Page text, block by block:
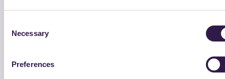
Selection
Necessary
Preferences
permetterà ai consumatori di scegliere prodotti che siano
concorrenti.
E come strumento di garanzia la Commissione individua la